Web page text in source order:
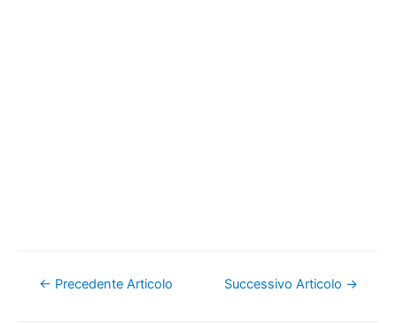
Navigazione
← Precedente Articolo Successivo Articolo →